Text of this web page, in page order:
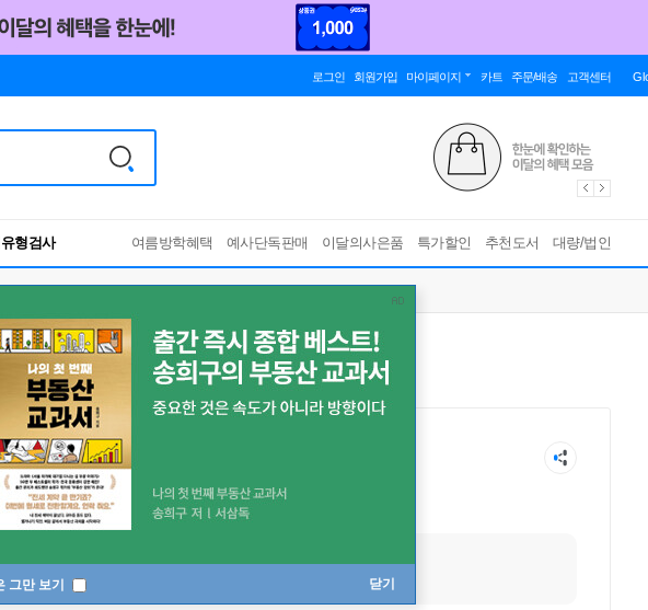
로그인 회원가입 마이페이지 카트 주문/배송 고객센터
Lab
형검사
여름방학혜택 예사단독판매 이달의사은품 특가할인 추천도서 대량/법인
그만 보기 닫기